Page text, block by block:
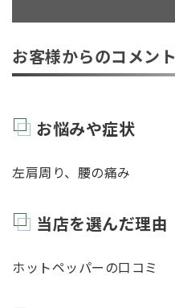
お客様からのコメント
お悩みや症状
左肩周り、腰の痛み
当店を選んだ理由
ホットペッパーの口コミ